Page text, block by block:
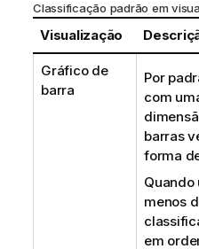
Classificação padrão em
Visualização
Gráfico de
barra
Por
com
barras
forma
Quando
menos
em